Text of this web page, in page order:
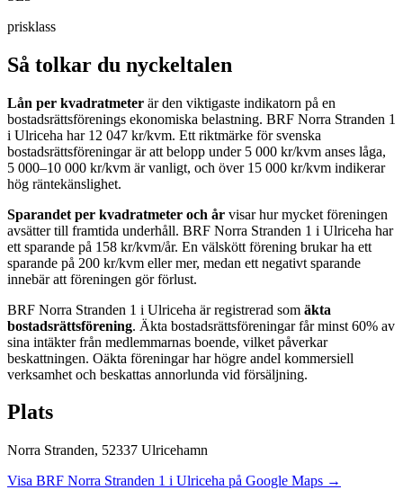
prisklass
Så tolkar du nyckeltalen
Lån per kvadratmeter är den viktigaste indikatorn på en
bostadsrättsförenings ekonomiska belastning. BRF Norra Stranden 1
i Ulriceha har 12 047 kr/kvm. Ett riktmärke för svenska
bostadsrättsföreningar är att belopp under 5 000 kr/kvm anses låga,
5 000–10 000 kr/kvm är vanligt, och över 15 000 kr/kvm indikerar
hög räntekänslighet.
Sparandet per kvadratmeter och år visar hur mycket föreningen
avsätter till framtida underhåll. BRF Norra Stranden 1 i Ulriceha har
ett sparande på 158 kr/kvm/år. En välskött förening brukar ha ett
sparande på 200 kr/kvm eller mer, medan ett negativt sparande
innebär att föreningen gör förlust.
BRF Norra Stranden 1 i Ulriceha är registrerad som äkta
bostadsrättsförening. Äkta bostadsrättsföreningar får minst 60% av
sina intäkter från medlemmarnas boende, vilket påverkar
beskattningen. Oäkta föreningar har högre andel kommersiell
verksamhet och beskattas annorlunda vid försäljning.
Plats
Norra Stranden, 52337 Ulricehamn
Visa BRF Norra Stranden 1 i Ulriceha på Google Maps →